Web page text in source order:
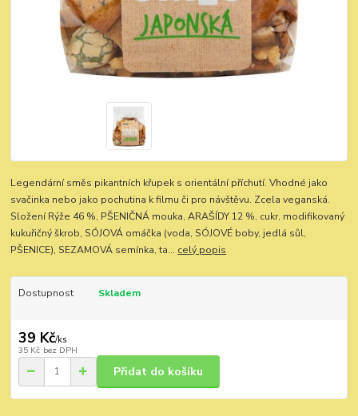
Legendární směs pikantních křupek s orientální příchutí. Vhodné jako
svačinka nebo jako pochutina k filmu či pro návštěvu. Zcela veganská.
Složení Rýže 46 %, PŠENIČNÁ mouka, ARAŠÍDY 12 %, cukr, modifikovaný
kukuřičný škrob, SÓJOVÁ omáčka (voda, SÓJOVÉ boby, jedlá sůl,
PŠENICE), SEZAMOVÁ semínka, ta... celý popis
Dostupnost Skladem
39 Kč/ks
35 Kč bez DPH
Přidat do košíku